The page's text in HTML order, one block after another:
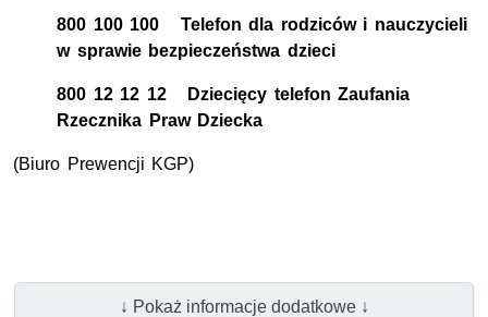
800 100 100 Telefon dla rodziców i nauczycieli
w sprawie bezpieczeństwa dzieci
800 12 12 12 Dziecięcy telefon Zaufania
Rzecznika Praw Dziecka
(Biuro Prewencji KGP)
↓ Pokaż informacje dodatkowe ↓